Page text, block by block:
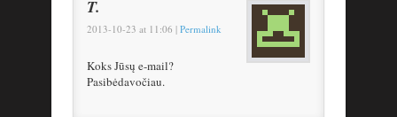
T.
2013-10-23 at 11:06 | Permalink
Koks Jūsų e-mail?
Pasibėdavočiau.